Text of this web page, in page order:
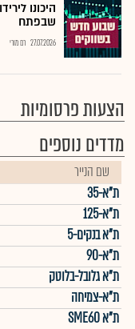
היכונו
שבפתח
27.07.2026 רם מורי
הצעות פרסומיות
מדדים נוספים
שם הנייר
ת"א-35
ת"א-125
ת"א בנקים-5
ת"א-90
ת"א גלובל-בלוטק
ת"א-צמיחה
ת"א SME60